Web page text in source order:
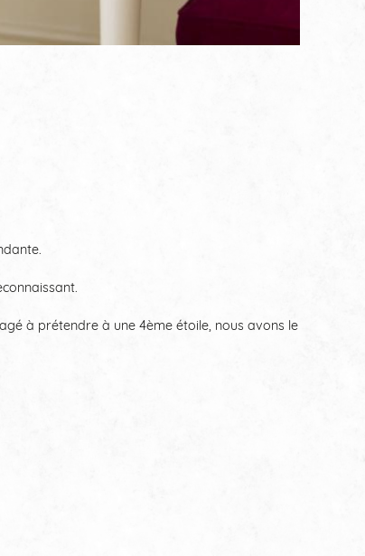
à prétendre à une 4ème étoile, nous avons le